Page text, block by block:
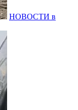
НОВОСТИ в